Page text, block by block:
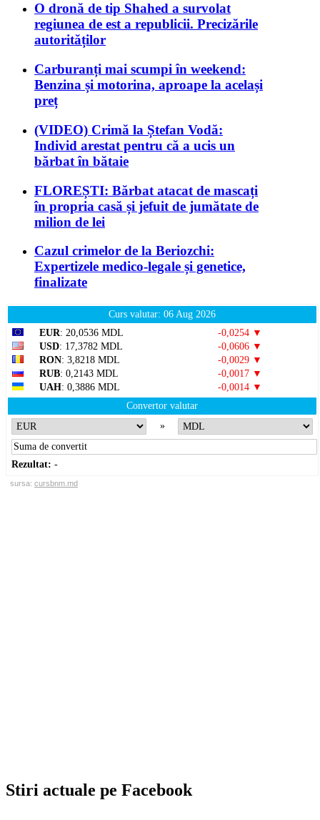
O dronă de tip Shahed a survolat
regiunea de est a republicii. Precizările
autorităților
Carburanți mai scumpi în weekend:
Benzina și motorina, aproape la același
preț
(VIDEO) Crimă la Ștefan Vodă:
Individ arestat pentru că a ucis un
bărbat în bătaie
FLOREȘTI: Bărbat atacat de mascați
în propria casă și jefuit de jumătate de
milion de lei
Cazul crimelor de la Beriozchi:
Expertizele medico-legale și genetice,
finalizate
Curs valutar: 06 Aug 2026
EUR: 20,0536 MDL
-0,0254 ▼
USD: 17,3782 MDL
-0,0606 ▼
RON: 3,8218 MDL
-0,0029 ▼
RUB: 0,2143 MDL
-0,0017 ▼
UAH: 0,3886 MDL
-0,0014 ▼
Convertor valutar
»
Rezultat: -
sursa: cursbnm.md
Stiri actuale pe Facebook